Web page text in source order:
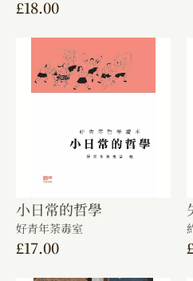
£18.00
小日常的哲學
好青年荼毒室
£17.00